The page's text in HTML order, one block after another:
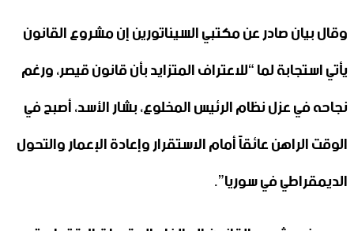
وقال بيان صادر عن مكتبي السيناتورين إن مشروع القانون
يأتي استجابة لما “للاعتراف المتزايد بأن قانون قيصر، ورغم
نجاحه في عزل نظام الرئيس المخلوع، بشار الأسد، أصبح في
الوقت الراهن عائقاً أمام الاستقرار وإعادة الإعمار والتحول
الديمقراطي في سوريا”.